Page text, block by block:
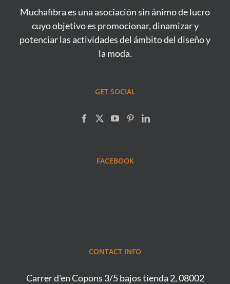
Muchafibra es una asociación sin ánimo de lucro
cuyo objetivo es promocionar, dinamizar y
potenciar las actividades del ámbito del diseño y
la moda.
GET SOCIAL
FACEBOOK
CONTACT INFO
Carrer d'en Copons 3/5 bajos tienda 2, 08002